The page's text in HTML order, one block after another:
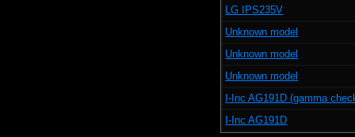
LG IPS235V
Unknown model
Unknown model
Unknown model
I-Inc AG191D (gamma
I-Inc AG191D